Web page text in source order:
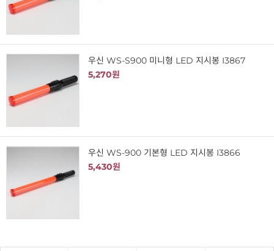
우신 WS-S900 미니형 LED 지시봉 I3867
5,270원
우신 WS-900 기본형 LED 지시봉 I3866
5,430원